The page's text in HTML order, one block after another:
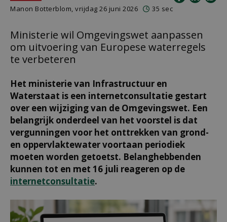
Manon Botterblom, vrijdag 26 juni 2026 35 sec
Ministerie wil Omgevingswet aanpassen
om uitvoering van Europese waterregels
te verbeteren
Het ministerie van Infrastructuur en
Waterstaat is een internetconsultatie gestart
over een wijziging van de Omgevingswet. Een
belangrijk onderdeel van het voorstel is dat
vergunningen voor het onttrekken van grond-
en oppervlaktewater voortaan periodiek
moeten worden getoetst. Belanghebbenden
kunnen tot en met 16 juli reageren op de
internetconsultatie.